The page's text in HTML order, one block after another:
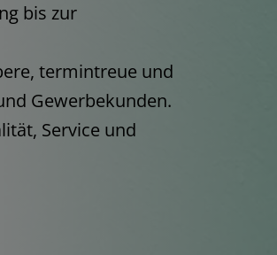
bis zur
termintreue und
Gewerbekunden.
Service und